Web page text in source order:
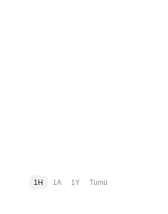
1H 1A 1Y Tümü